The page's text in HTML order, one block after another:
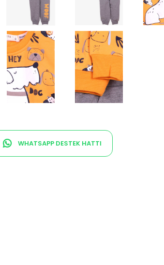
WHATSAPP DESTEK HATTI